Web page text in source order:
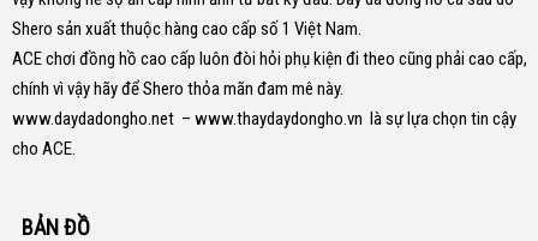
Shero sản xuất thuộc hàng cao cấp số 1 Việt Nam.
ACE chơi đồng hồ cao cấp luôn đòi hỏi phụ kiện đi theo cũng phải cao cấp,
chính vì vậy hãy để Shero thỏa mãn đam mê này.
www.daydadongho.net – www.thaydaydongho.vn là sự lựa chọn tin cậy
cho ACE.
BẢN ĐỒ